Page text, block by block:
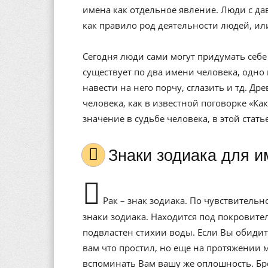
имена как отдельное явление. Люди с
как правило род деятельности людей,
Сегодня люди сами могут придумать
существует по два имени человека,
навести на него порчу, сглазить и тд.
человека, как в известной поговорке
значение в судьбе человека, в этой
Знаки зодиака для
Рак – знак зодиака. По
знаки зодиака. Находится под
подвластен стихии воды. Если Вы
вам что простил, но еще на протяжении
вспоминать Вам вашу же оплошность.